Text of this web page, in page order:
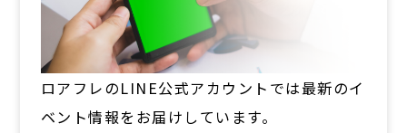
ロアフレのLINE公式アカウントでは最新のイ
ベント情報をお届けしています。